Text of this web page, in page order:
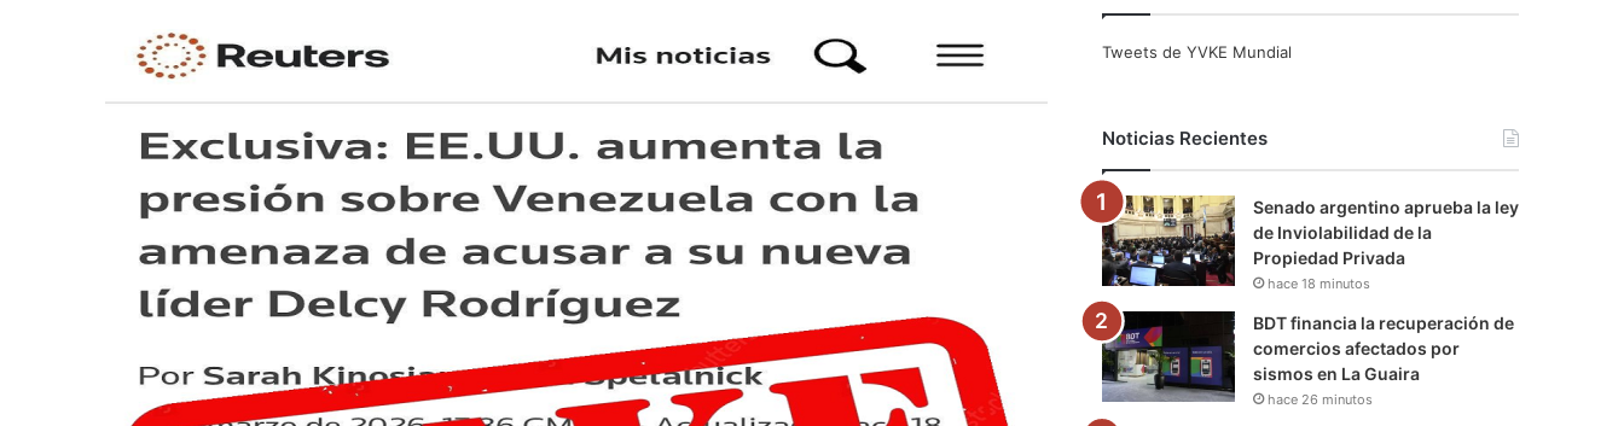
o
k
r
e
r
a
m
a
m
Tweets de YVKE Mundial
Noticias Recientes
Senado argentino aprueba la ley
de Inviolabilidad de la
Propiedad Privada
hace 18 minutos
BDT financia la recuperación de
comercios afectados por
sismos en La Guaira
hace 26 minutos